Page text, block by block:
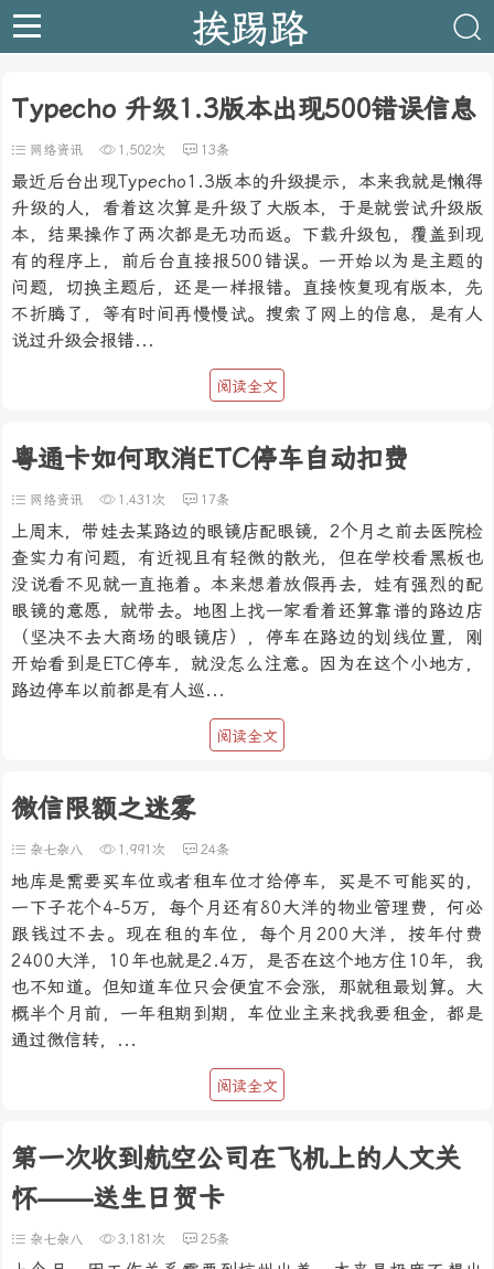
挨踢路
Typecho 升级1.3版本出现500错误信息
网络资讯 1,502次 13条
最近后台出现Typecho1.3版本的升级提示，本来我就是懒得
升级的人，看着这次算是升级了大版本，于是就尝试升级版
本，结果操作了两次都是无功而返。下载升级包，覆盖到现
有的程序上，前后台直接报500错误。一开始以为是主题的
问题，切换主题后，还是一样报错。直接恢复现有版本，先
不折腾了，等有时间再慢慢试。搜索了网上的信息，是有人
说过升级会报错...
阅读全文
粤通卡如何取消ETC停车自动扣费
网络资讯 1,431次 17条
上周末，带娃去某路边的眼镜店配眼镜，2个月之前去医院检
查实力有问题，有近视且有轻微的散光，但在学校看黑板也
没说看不见就一直拖着。本来想着放假再去，娃有强烈的配
眼镜的意愿，就带去。地图上找一家看着还算靠谱的路边店
（坚决不去大商场的眼镜店），停车在路边的划线位置，刚
开始看到是ETC停车，就没怎么注意。因为在这个小地方，
路边停车以前都是有人巡...
阅读全文
微信限额之迷雾
杂七杂八 1,991次 24条
地库是需要买车位或者租车位才给停车，买是不可能买的，
一下子花个4-5万，每个月还有80大洋的物业管理费，何必
跟钱过不去。现在租的车位，每个月200大洋，按年付费
2400大洋，10年也就是2.4万，是否在这个地方住10年，我
也不知道。但知道车位只会便宜不会涨，那就租最划算。大
概半个月前，一年租期到期，车位业主来找我要租金，都是
通过微信转，...
阅读全文
第一次收到航空公司在飞机上的人文关
怀——送生日贺卡
杂七杂八 3,181次 25条